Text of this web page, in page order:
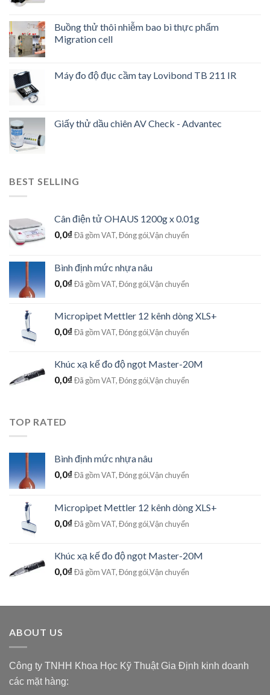
Buồng thử thôi nhiễm bao bì thực phẩm
Migration cell
Máy đo độ đục cầm tay Lovibond TB 211 IR
Giấy thử dầu chiên AV Check - Advantec
BEST SELLING
Cân điện tử OHAUS 1200g x 0.01g
0,0₫Đã gồm VAT, Đóng gói,Vận chuyển
Bình định mức nhựa nâu
0,0₫Đã gồm VAT, Đóng gói,Vận chuyển
Micropipet Mettler 12 kênh dòng XLS+
0,0₫Đã gồm VAT, Đóng gói,Vận chuyển
Khúc xạ kế đo độ ngọt Master-20M
0,0₫Đã gồm VAT, Đóng gói,Vận chuyển
TOP RATED
Bình định mức nhựa nâu
0,0₫Đã gồm VAT, Đóng gói,Vận chuyển
Micropipet Mettler 12 kênh dòng XLS+
0,0₫Đã gồm VAT, Đóng gói,Vận chuyển
Khúc xạ kế đo độ ngọt Master-20M
0,0₫Đã gồm VAT, Đóng gói,Vận chuyển
ABOUT US
Công ty TNHH Khoa Học Kỹ Thuật Gia Định kinh doanh
các mặt hàng: